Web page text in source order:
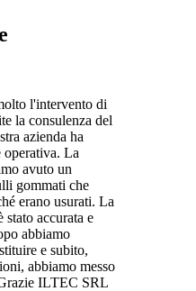
l'intervento di
la consulenza del
azienda ha
operativa. La
avuto un
gommati che
erano usurati. La
stato accurata e
abbiamo
e subito,
abbiamo messo
ILTEC SRL